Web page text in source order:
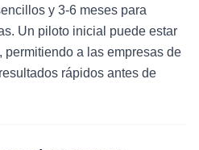
y 3-6 meses para
Un piloto inicial puede estar
permitiendo a las empresas de
rápidos antes de